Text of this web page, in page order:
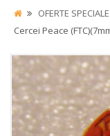
OFERTE
Cercei Peace